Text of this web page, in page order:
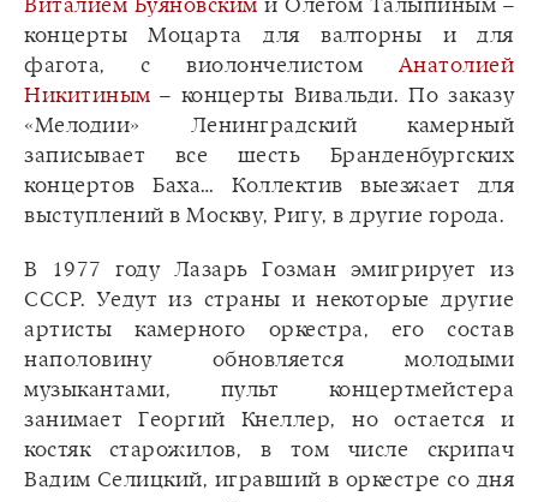
Виталием Буяновским и Олегом Талыпиным –
концерты Моцарта для валторны и для
фагота, с виолончелистом Анатолией
Никитиным – концерты Вивальди. По заказу
«Мелодии» Ленинградский камерный
записывает все шесть Бранденбургских
концертов Баха… Коллектив выезжает для
выступлений в Москву, Ригу, в другие города.
В 1977 году Лазарь Гозман эмигрирует из
СССР. Уедут из страны и некоторые другие
артисты камерного оркестра, его состав
наполовину обновляется молодыми
музыкантами, пульт концертмейстера
занимает Георгий Кнеллер, но остается и
костяк старожилов, в том числе скрипач
Вадим Селицкий, игравший в оркестре со дня